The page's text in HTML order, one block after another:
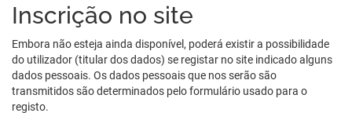
Inscrição no site
Embora não esteja ainda disponível, poderá existir a possibilidade
do utilizador (titular dos dados) se registar no site indicado alguns
dados pessoais. Os dados pessoais que nos serão são
transmitidos são determinados pelo formulário usado para o
registo.